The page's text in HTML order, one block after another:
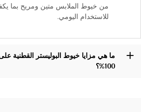
من خيوط الملابس متين ومريح بما
للاستخدام اليومي.
ما هي مزايا خيوط البوليستر القطنية
100%؟